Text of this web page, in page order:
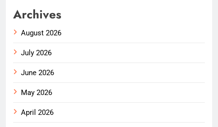
Archives
August 2026
July 2026
June 2026
May 2026
April 2026